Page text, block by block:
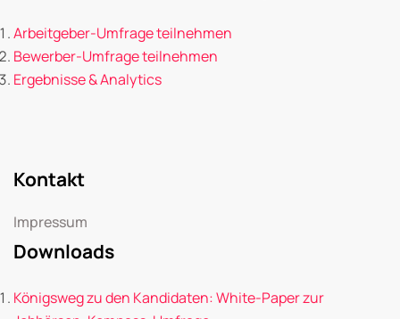
Arbeitgeber-Umfrage teilnehmen
Bewerber-Umfrage teilnehmen
Ergebnisse & Analytics
Kontakt
Impressum
Downloads
Königsweg zu den Kandidaten: White-Paper zur